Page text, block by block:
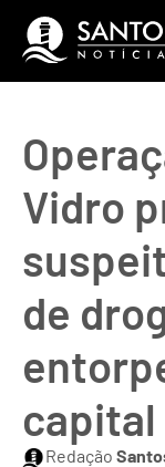
Vidro
de
capital
Redação